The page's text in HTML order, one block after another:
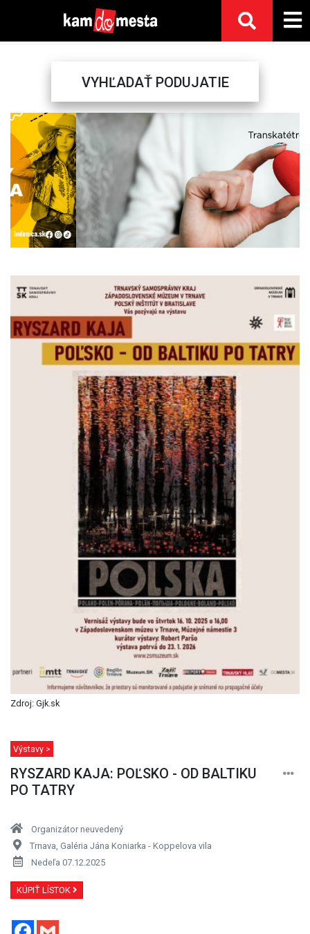
VYHĽADAŤ PODUJATIE
Previous Next
Zdroj: Gjk.sk
Výstavy >
RYSZARD KAJA: POĽSKO - OD BALTIKU
PO TATRY
Organizátor neuvedený
Trnava, Galéria Jána Koniarka - Koppelova vila
Nedeľa 07.12.2025
KÚPIŤ LÍSTOK
Facebook